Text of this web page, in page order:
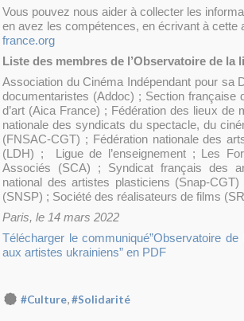
Vous pouvez nous aider à collecter les
en avez les compétences, en écrivant à cette
france.org
Liste des membres de l’Observatoire de la
Association du Cinéma Indépendant pour sa
documentaristes (Addoc) ; Section française
d’art (Aica France) ; Fédération des lieux de
nationale des syndicats du spectacle, du
(FNSAC-CGT) ; Fédération nationale des
(LDH) ; Ligue de l’enseignement ; Les
Associés (SCA) ; Syndicat français des
national des artistes plasticiens (Snap-
(SNSP) ; Société des réalisateurs de films
Paris, le 14 mars 2022
Télécharger le communiqué”Observatoire
aux artistes ukrainiens” en PDF
#Culture,#Solidarité